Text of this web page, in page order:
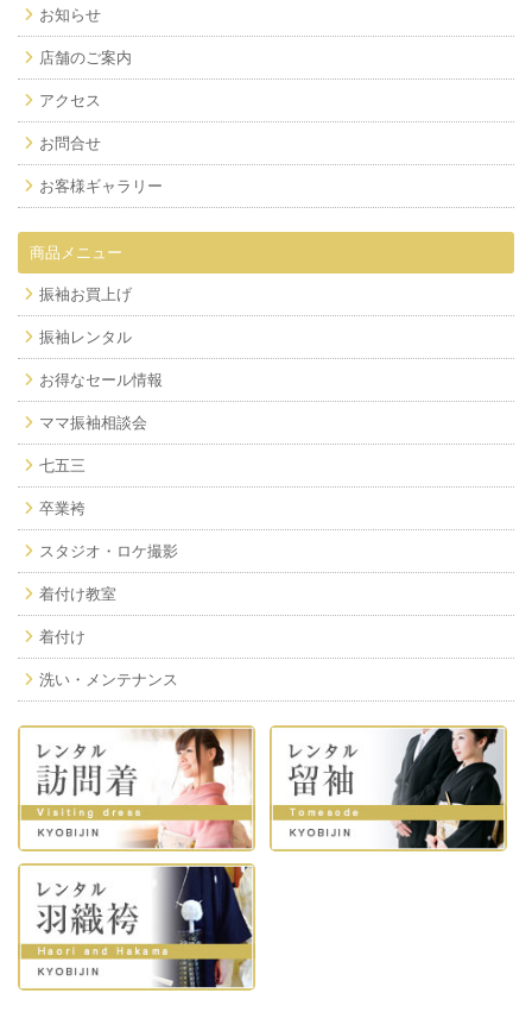
お知らせ
店舗のご案内
アクセス
お問合せ
お客様ギャラリー
商品メニュー
振袖お買上げ
振袖レンタル
お得なセール情報
ママ振袖相談会
七五三
卒業袴
スタジオ・ロケ撮影
着付け教室
着付け
洗い・メンテナンス